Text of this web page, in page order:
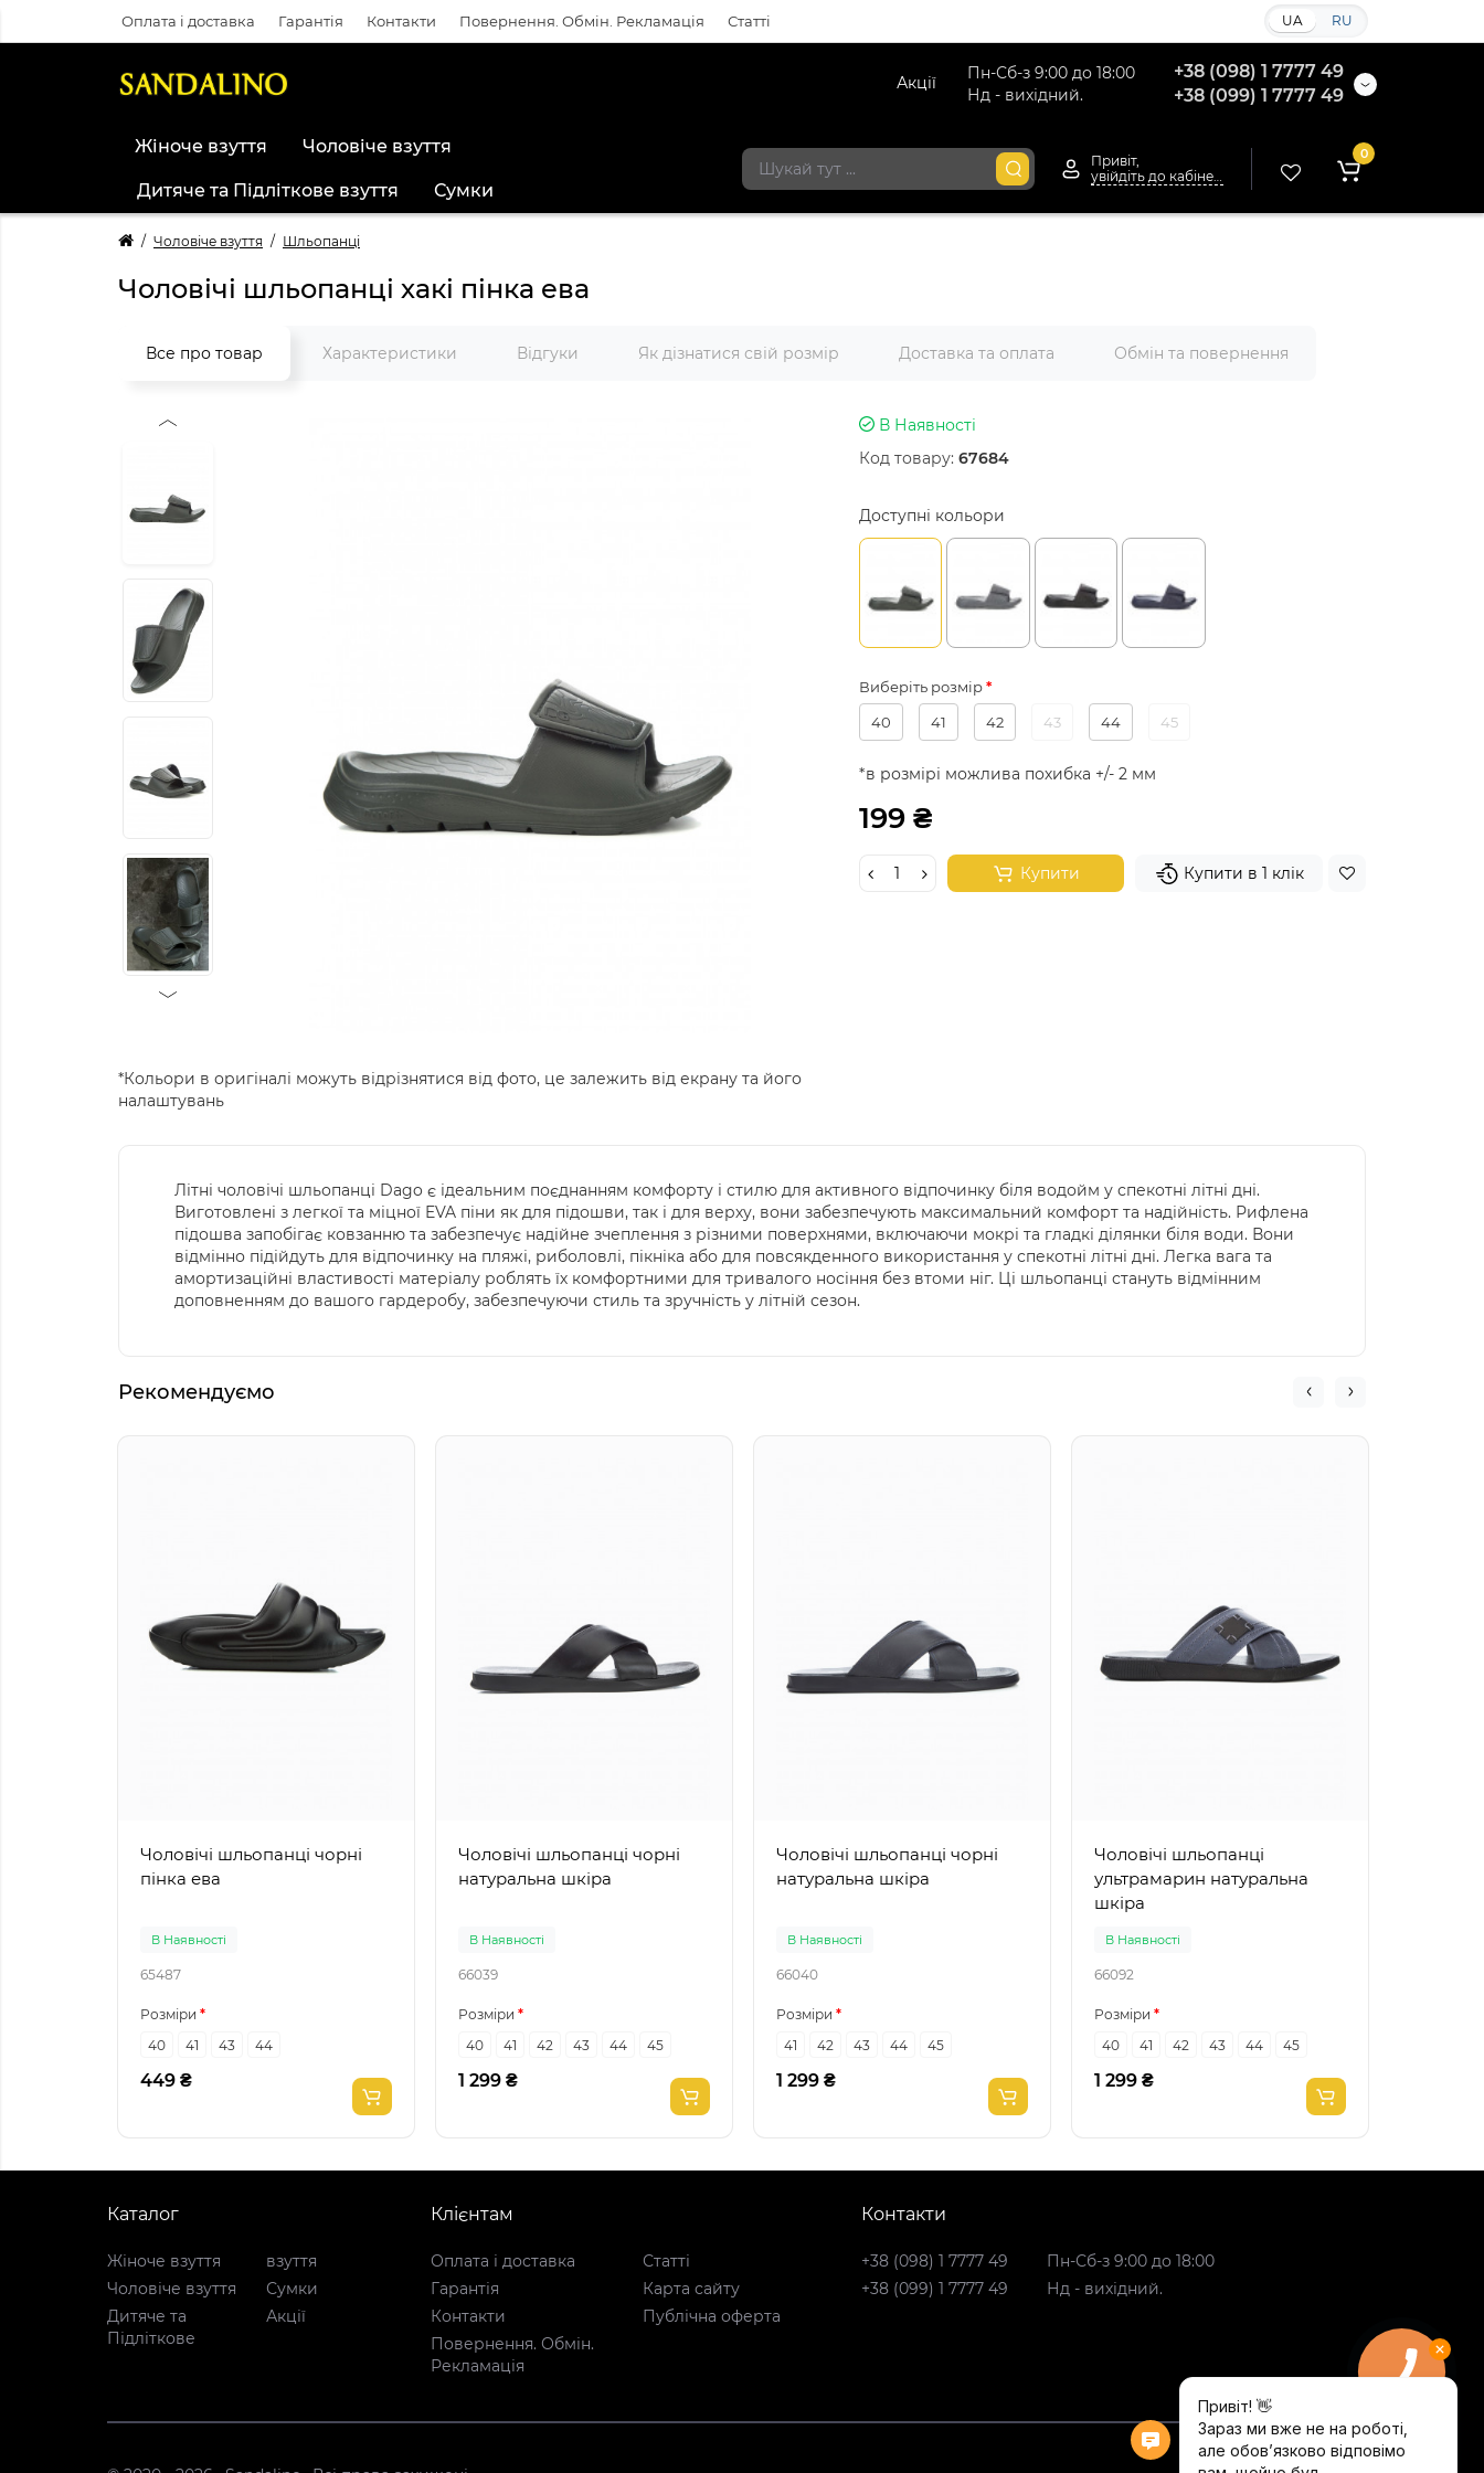
Оплата і доставка Гарантія Контакти Повернення. Обмін. Рекламація Статті UA RU
Пн-Сб-з 9:00 до 18:00
Нд - вихідний.
+38 (098) 1 7777 49
+38 (099) 1 7777 49
Акції
Жіноче взуття Чоловіче взуття
Дитяче та Підліткове взуття Сумки
Привіт,
0
Чоловіче взуття Шльопанці
Чоловічі шльопанці хакі пінка ева
Все про товар Характеристики Відгуки Як дізнатися свій розмір Доставка та оплата Обмін та повернення
*Кольори в оригіналі можуть відрізнятися від фото, це залежить від екрану та його
налаштувань
В Наявності
Код товару: 67684
Доступні кольори
Виберіть розмір
40
41 42 43 44 45
*в розмірі можлива похибка +/- 2 мм
199 ₴
Купити Купити в 1 клік
Літні чоловічі шльопанці Dago є ідеальним поєднанням комфорту і стилю для активного відпочинку біля водойм у спекотні літні дні.
Виготовлені з легкої та міцної EVA піни як для підошви, так і для верху, вони забезпечують максимальний комфорт та надійність. Рифлена
підошва запобігає ковзанню та забезпечує надійне зчеплення з різними поверхнями, включаючи мокрі та гладкі ділянки біля води. Вони
відмінно підійдуть для відпочинку на пляжі, риболовлі, пікніка або для повсякденного використання у спекотні літні дні. Легка вага та
амортизаційні властивості матеріалу роблять їх комфортними для тривалого носіння без втоми ніг. Ці шльопанці стануть відмінним
доповненням до вашого гардеробу, забезпечуючи стиль та зручність у літній сезон.
Рекомендуємо
Чоловічі шльопанці чорні
пінка ева
В Наявності
65487
Розміри
40
41 43 44
449 ₴
Чоловічі шльопанці чорні
натуральна шкіра
В Наявності
66039
Розміри
40
41 42 43 44 45
1 299 ₴
Чоловічі шльопанці чорні
натуральна шкіра
В Наявності
66040
Розміри
41
42 43 44 45
1 299 ₴
Чоловічі шльопанці
ультрамарин натуральна
шкіра
В Наявності
66092
Розміри
40
41 42 43 44 45
1 299 ₴
Каталог
Жіноче взуття
Чоловіче взуття
Дитяче та
Підліткове
взуття
Сумки
Акції
Клієнтам
Оплата і доставка
Гарантія
Контакти
Повернення. Обмін.
Рекламація
Статті
Карта сайту
Публічна оферта
Контакти
+38 (098) 1 7777 49
+38 (099) 1 7777 49
Пн-Сб-з 9:00 до 18:00
Нд - вихідний.